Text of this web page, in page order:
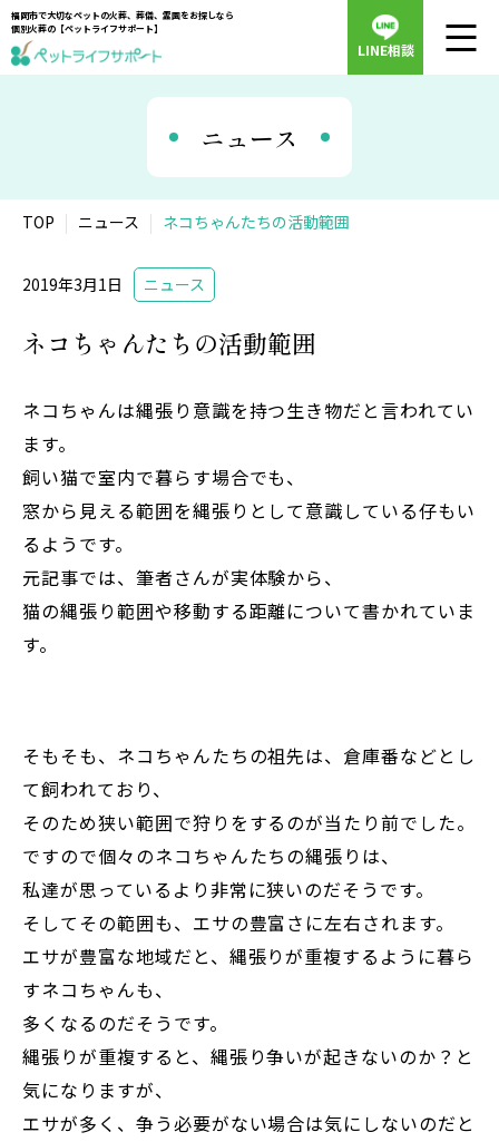
福岡市で大切なペットの火葬、葬儀、霊園をお探しなら
個別火葬の【ペットライフサポート】
LINE相談
ニュース
TOP ニュース ネコちゃんたちの活動範囲
2019年3月1日 ニュース
ネコちゃんたちの活動範囲
ネコちゃんは縄張り意識を持つ生き物だと言われてい
ます。
飼い猫で室内で暮らす場合でも、
窓から見える範囲を縄張りとして意識している仔もい
るようです。
元記事では、筆者さんが実体験から、
猫の縄張り範囲や移動する距離について書かれていま
す。
そもそも、ネコちゃんたちの祖先は、倉庫番などとし
て飼われており、
そのため狭い範囲で狩りをするのが当たり前でした。
ですので個々のネコちゃんたちの縄張りは、
私達が思っているより非常に狭いのだそうです。
そしてその範囲も、エサの豊富さに左右されます。
エサが豊富な地域だと、縄張りが重複するように暮ら
すネコちゃんも、
多くなるのだそうです。
縄張りが重複すると、縄張り争いが起きないのか？と
気になりますが、
エサが多く、争う必要がない場合は気にしないのだと